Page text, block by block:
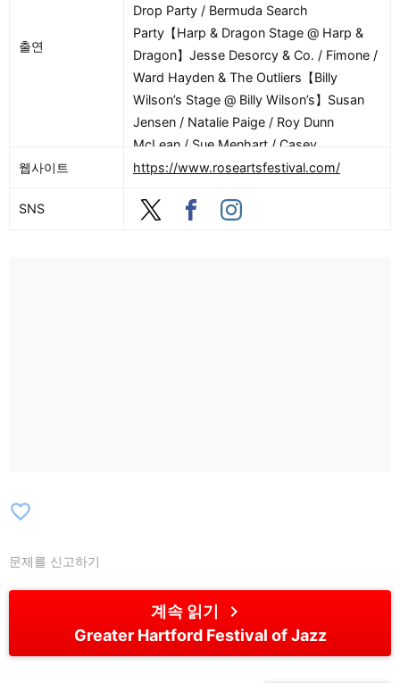
출연
Drop Party / Bermuda Search
Party【Harp & Dragon Stage @ Harp &
Dragon】Jesse Desorcy & Co. / Fimone /
Ward Hayden & The Outliers【Billy
Wilson’s Stage @ Billy Wilson’s】Susan
Jensen / Natalie Paige / Roy Dunn
McLean / Sue Menhart / Casey
Rivers【These Guys Stage @ These
Lux【Reliance Health Stage @ Reliance
웹사이트 https://www.roseartsfestival.com/
SNS
favorite_border
문제를 신고하기
계속 읽기 chevron_right
Greater Hartford Festival of Jazz